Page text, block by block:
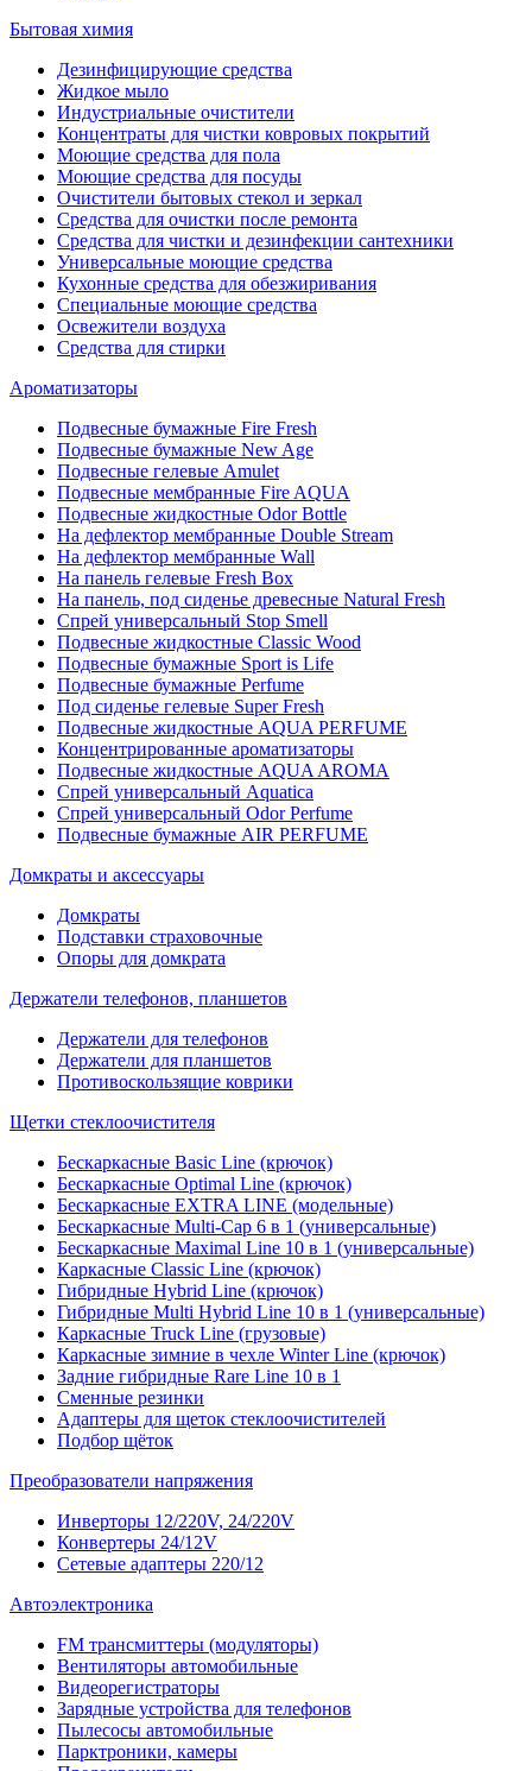
Бытовая химия
Дезинфицирующие средства
Жидкое мыло
Индустриальные очистители
Концентраты для чистки ковровых покрытий
Моющие средства для пола
Моющие средства для посуды
Очистители бытовых стекол и зеркал
Средства для очистки после ремонта
Средства для чистки и дезинфекции сантехники
Универсальные моющие средства
Кухонные средства для обезжиривания
Специальные моющие средства
Освежители воздуха
Средства для стирки
Ароматизаторы
Подвесные бумажные Fire Fresh
Подвесные бумажные New Age
Подвесные гелевые Amulet
Подвесные мембранные Fire AQUA
Подвесные жидкостные Odor Bottle
На дефлектор мембранные Double Stream
На дефлектор мембранные Wall
На панель гелевые Fresh Box
На панель, под сиденье древесные Natural Fresh
Спрей универсальный Stop Smell
Подвесные жидкостные Classic Wood
Подвесные бумажные Sport is Life
Подвесные бумажные Perfume
Под сиденье гелевые Super Fresh
Подвесные жидкостные AQUA PERFUME
Концентрированные ароматизаторы
Подвесные жидкостные AQUA AROMA
Спрей универсальный Aquatica
Спрей универсальный Odor Perfume
Подвесные бумажные AIR PERFUME
Домкраты и аксессуары
Домкраты
Подставки страховочные
Опоры для домкрата
Держатели телефонов, планшетов
Держатели для телефонов
Держатели для планшетов
Противоскользящие коврики
Щетки стеклоочистителя
Бескаркасные Basic Line (крючок)
Бескаркасные Optimal Line (крючок)
Бескаркасные EXTRA LINE (модельные)
Бескаркасные Multi-Cap 6 в 1 (универсальные)
Бескаркасные Maximal Line 10 в 1 (универсальные)
Каркасные Classic Line (крючок)
Гибридные Hybrid Line (крючок)
Гибридные Multi Hybrid Line 10 в 1 (универсальные)
Каркасные Truck Line (грузовые)
Каркасные зимние в чехле Winter Line (крючок)
Задние гибридные Rare Line 10 в 1
Сменные резинки
Адаптеры для щеток стеклоочистителей
Подбор щёток
Преобразователи напряжения
Инверторы 12/220V, 24/220V
Конвертеры 24/12V
Сетевые адаптеры 220/12
Автоэлектроника
FM трансмиттеры (модуляторы)
Вентиляторы автомобильные
Видеорегистраторы
Зарядные устройства для телефонов
Пылесосы автомобильные
Парктроники, камеры